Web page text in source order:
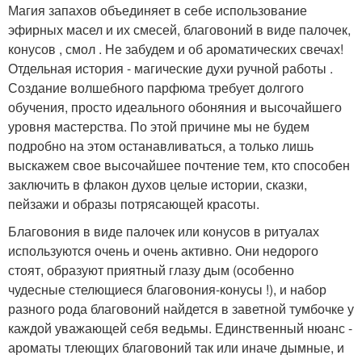
Магия запахов объединяет в себе использование
эфирных масел и их смесей, благовоний в виде палочек,
конусов , смол . Не забудем и об ароматических свечах!
Отдельная история - магические духи ручной работы .
Создание волшебного парфюма требует долгого
обучения, просто идеального обоняния и высочайшего
уровня мастерства. По этой причине мы не будем
подробно на этом останавливаться, а только лишь
выскажем свое высочайшее почтение тем, кто способен
заключить в флакон духов целые истории, сказки,
пейзажи и образы потрясающей красоты.
Благовония в виде палочек или конусов в ритуалах
используются очень и очень активно. Они недорого
стоят, образуют приятный глазу дым (особенно
чудесные стелющиеся благовония-конусы !), и набор
разного рода благовоний найдется в заветной тумбочке у
каждой уважающей себя ведьмы. Единственный нюанс -
ароматы тлеющих благовоний так или иначе дымные, и